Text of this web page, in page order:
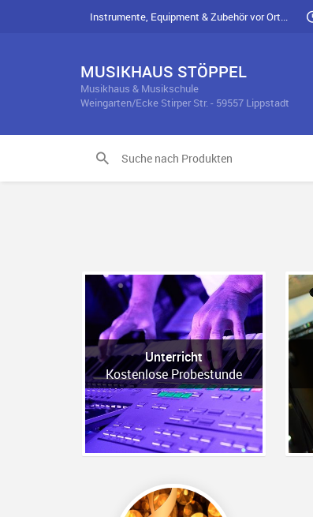
Instrumente, Equipment & Zubehör vor Ort...
MUSIKHAUS STÖPPEL
Musikhaus & Musikschule
Weingarten/Ecke Stirper Str. - 59557 Lippstadt
Unterricht
Kostenlose Probestunde